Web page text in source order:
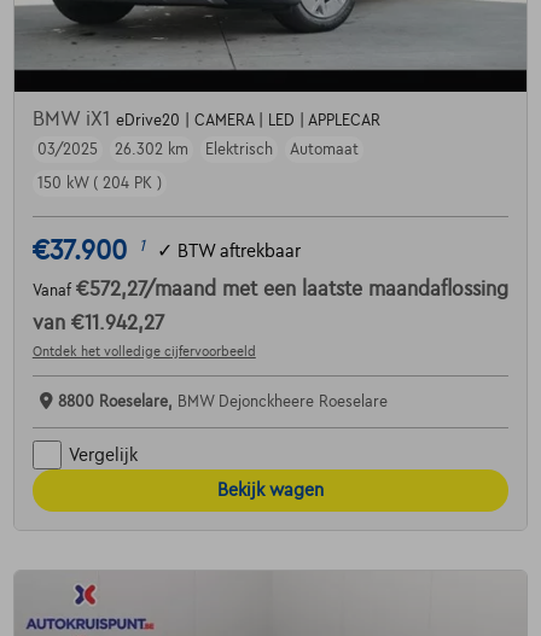
BMW iX1 eDrive20 | CAMERA | LED | APPLECAR
03/2025
26.302 km Elektrisch
Automaat
150 kW ( 204 PK )
€37.900 1 ✓ BTW aftrekbaar
Vanaf €572,27/maand met een laatste maandaflossing
van €11.942,27
Ontdek het volledige cijfervoorbeeld
8800 Roeselare, BMW Dejonckheere Roeselare
Vergelijk
Bekijk wagen